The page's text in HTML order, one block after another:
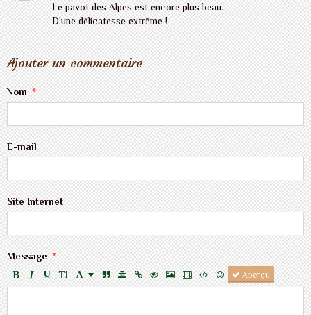
Le pavot des Alpes est encore plus beau.
D'une délicatesse extrême !
Ajouter un commentaire
Nom
E-mail
Site Internet
Message
Aperçu